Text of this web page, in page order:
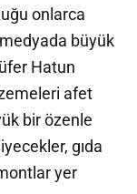
onlarca
büyük
Hatun
afet
bir özenle
gıda
yer